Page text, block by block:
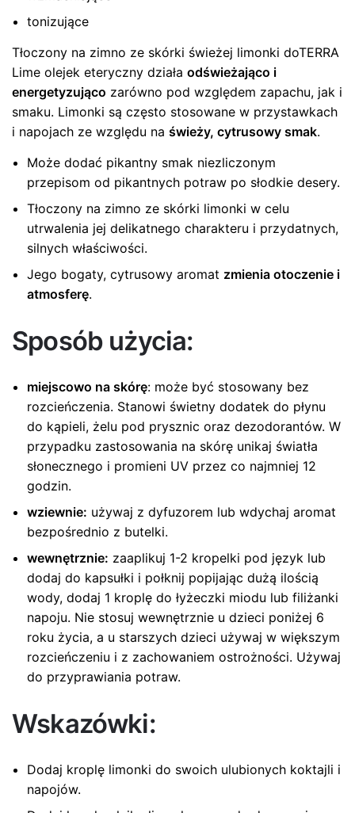
tonizujące
Tłoczony na zimno ze skórki świeżej limonki doTERRA
Lime olejek eteryczny działa odświeżająco i
energetyzująco zarówno pod względem zapachu, jak i
smaku. Limonki są często stosowane w przystawkach
i napojach ze względu na świeży, cytrusowy smak.
Może dodać pikantny smak niezliczonym
przepisom od pikantnych potraw po słodkie desery.
Tłoczony na zimno ze skórki limonki w celu
utrwalenia jej delikatnego charakteru i przydatnych,
silnych właściwości.
Jego bogaty, cytrusowy aromat zmienia otoczenie i
atmosferę.
Sposób użycia:
miejscowo na skórę: może być stosowany bez
rozcieńczenia. Stanowi świetny dodatek do płynu
do kąpieli, żelu pod prysznic oraz dezodorantów. W
przypadku zastosowania na skórę unikaj światła
słonecznego i promieni UV przez co najmniej 12
godzin.
wziewnie: używaj z dyfuzorem lub wdychaj aromat
bezpośrednio z butelki.
wewnętrznie: zaaplikuj 1-2 kropelki pod język lub
dodaj do kapsułki i połknij popijając dużą ilością
wody, dodaj 1 kroplę do łyżeczki miodu lub filiżanki
napoju. Nie stosuj wewnętrznie u dzieci poniżej 6
roku życia, a u starszych dzieci używaj w większym
rozcieńczeniu i z zachowaniem ostrożności. Używaj
do przyprawiania potraw.
Wskazówki:
Dodaj kroplę limonki do swoich ulubionych koktajli i
napojów.